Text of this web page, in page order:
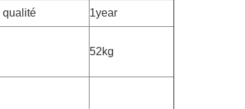
qualité 1year
52kg